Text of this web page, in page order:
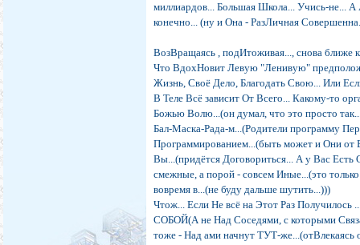
миллиардов... Большая Школа... Учись-не... А
конечно... (ну и Она - РазЛичная
ВозВращаясь , подИтоживая..., снова ближе
Что ВдохНовит Левую "Ленивую"
Жизнь, Своё Дело, Благодать Свою... Или
В Теле Всё зависит От Всего... Какому-то
Божью Волю...(он думал, что это просто
Бал-Маска-Рада-м...(Родители программу
Программированием...(быть может и Они от
Вы...(придётся Договориться... А у Вас
смежные, а порой - совсем Иные...(это
вовремя в...(не буду дальше шутить...)))
Чтож... Если Не всё на Этот Раз
СОБОЙ(А не Над Соседями, с которыми
тоже - Над ами начнут ТУТ-